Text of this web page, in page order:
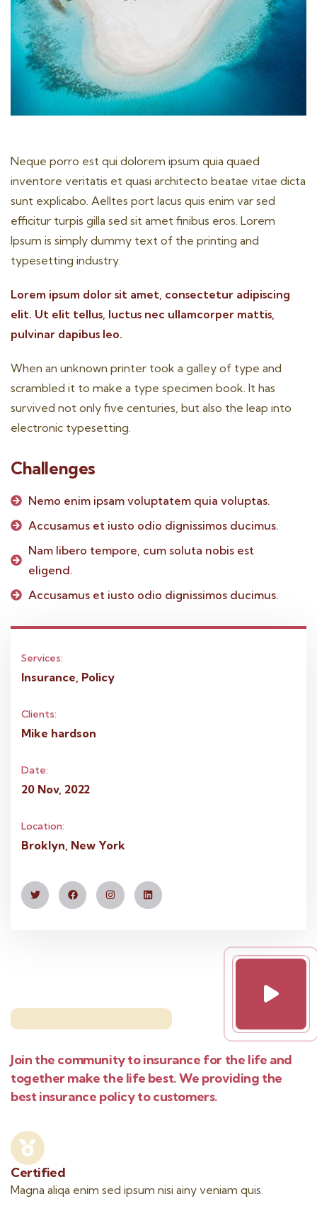
Neque porro est qui dolorem ipsum quia quaed
inventore veritatis et quasi architecto beatae vitae dicta
sunt explicabo. Aelltes port lacus quis enim var sed
efficitur turpis gilla sed sit amet finibus eros. Lorem
Ipsum is simply dummy text of the printing and
typesetting industry.
Lorem ipsum dolor sit amet, consectetur adipiscing
elit. Ut elit tellus, luctus nec ullamcorper mattis,
pulvinar dapibus leo.
When an unknown printer took a galley of type and
scrambled it to make a type specimen book. It has
survived not only five centuries, but also the leap into
electronic typesetting.
Challenges
Nemo enim ipsam voluptatem quia voluptas.
Accusamus et iusto odio dignissimos ducimus.
Nam libero tempore, cum soluta nobis est
eligend.
Accusamus et iusto odio dignissimos ducimus.
Services:
Insurance, Policy
Clients:
Mike hardson
Date:
20 Nov, 2022
Location:
Broklyn, New York
Join the community to insurance for the life and
together make the life best. We providing the
best insurance policy to customers.
Certified
Magna aliqa enim sed ipsum nisi ainy veniam quis.